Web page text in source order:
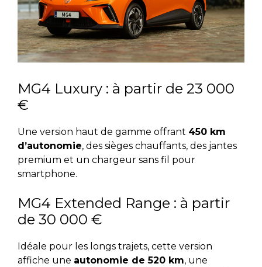
MG4 Luxury : à partir de 23 000
€
Une version haut de gamme offrant 450 km
d’autonomie, des sièges chauffants, des jantes
premium et un chargeur sans fil pour
smartphone.
MG4 Extended Range : à partir
de 30 000 €
Idéale pour les longs trajets, cette version
affiche une autonomie de 520 km, une